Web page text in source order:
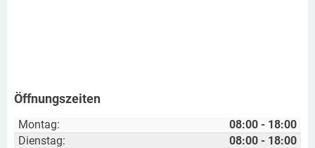
Öffnungszeiten
Montag:
08:00 - 18:00
Dienstag:
08:00 - 18:00